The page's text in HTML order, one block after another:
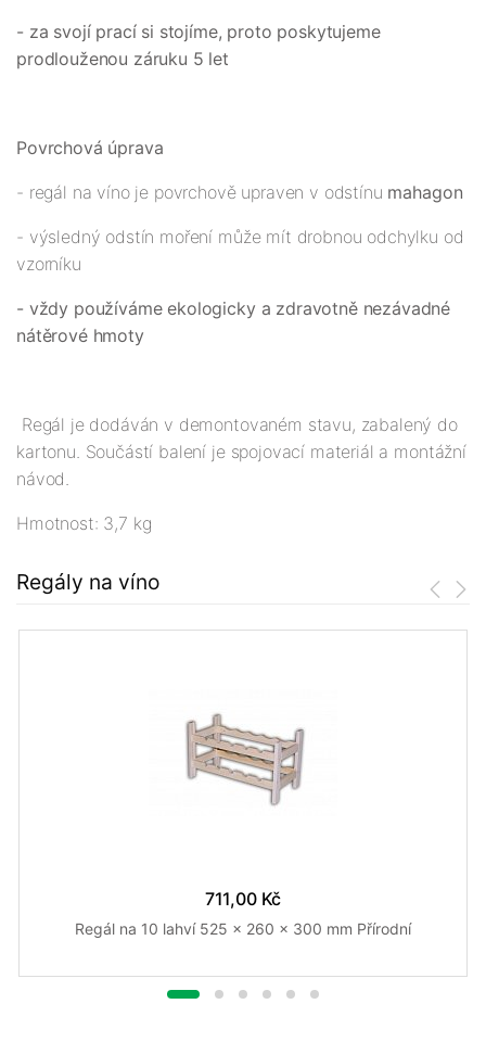
- za svojí prací si stojíme, proto poskytujeme
prodlouženou záruku 5 let
Povrchová úprava
- regál na víno je povrchově upraven v odstínu mahagon
- výsledný odstín moření může mít drobnou odchylku od
vzorníku
- vždy používáme ekologicky a zdravotně nezávadné
nátěrové hmoty
Regál je dodáván v demontovaném stavu, zabalený do
kartonu. Součástí balení je spojovací materiál a montážní
návod.
Hmotnost: 3,7 kg
Regály na víno
711,00 Kč
Regál na 10 lahví 525 x 260 x 300 mm Přírodní